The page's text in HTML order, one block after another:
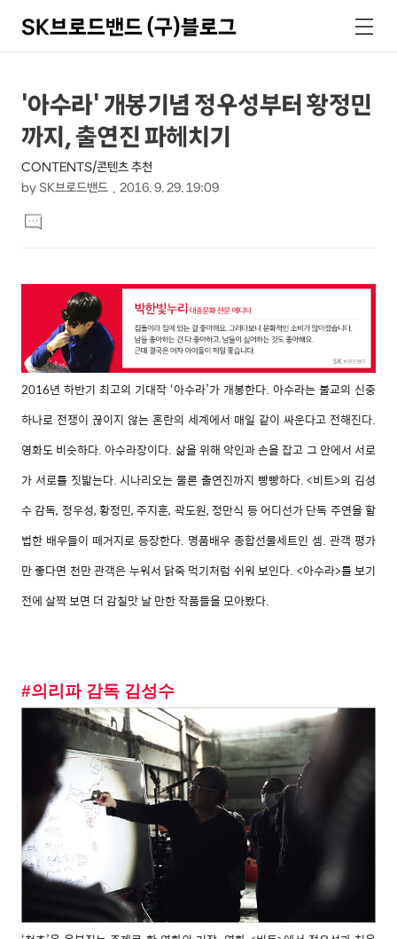
SK브로드밴드 (구)블로그
색
메
뉴
상
세
컨
텐
츠
본
문
제
목
'아수라' 개봉기념 정우성부터 황정민
까지, 출연진 파헤치기
CONTENTS/콘텐츠 추천
by SK브로드밴드 2016. 9. 29. 19:09
문
댓
글
2016년 하반기 최고의 기대작 ‘아수라’가 개봉한다. 아수라는 불교의 신중
하나로 전쟁이 끊이지 않는 혼란의 세계에서 매일 같이 싸운다고 전해진다.
영화도 비슷하다. 아수라장이다. 삶을 위해 악인과 손을 잡고 그 안에서 서로
가 서로를 짓밟는다. 시나리오는 물론 출연진까지 빵빵하다. <비트>의 김성
수 감독, 정우성, 황정민, 주지훈, 곽도원, 정만식 등 어디선가 단독 주연을 할
법한 배우들이 떼거지로 등장한다. 명품배우 종합선물세트인 셈. 관객 평가
만 좋다면 천만 관객은 누워서 닭죽 먹기처럼 쉬워 보인다. <아수라>를 보기
전에 살짝 보면 더 감칠맛 날 만한 작품들을 모아봤다.
#의리파 감독 김성수